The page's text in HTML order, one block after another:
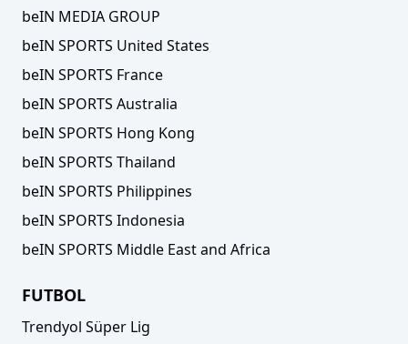
beIN MEDIA GROUP
beIN SPORTS United States
beIN SPORTS France
beIN SPORTS Australia
beIN SPORTS Hong Kong
beIN SPORTS Thailand
beIN SPORTS Philippines
beIN SPORTS Indonesia
beIN SPORTS Middle East and Africa
FUTBOL
Trendyol Süper Lig